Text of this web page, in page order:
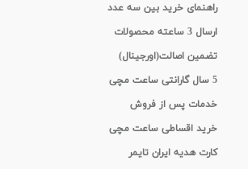
راهنمای خرید بین سه عدد
ارسال 3 ساعته محصولات
تضمین اصالت(اورجینال)
5 سال گارانتی ساعت مچی
خدمات پس از فروش
خرید اقساطی ساعت مچی
کارت هدیه ایران تایمر